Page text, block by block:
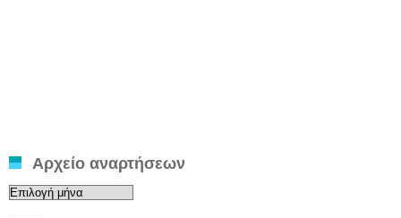
Αρχείο αναρτήσεων
Αρχείο